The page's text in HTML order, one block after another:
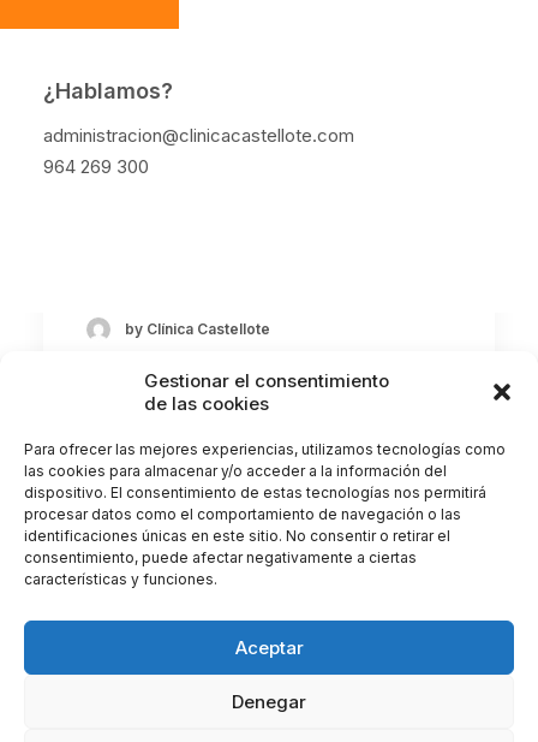
Gestionar el consentimiento
de las cookies
Para ofrecer las mejores experiencias, utilizamos tecnologías como
las cookies para almacenar y/o acceder a la información del
dispositivo. El consentimiento de estas tecnologías nos permitirá
procesar datos como el comportamiento de navegación o las
identificaciones únicas en este sitio. No consentir o retirar el
consentimiento, puede afectar negativamente a ciertas
características y funciones.
Aceptar
Denegar
¿Hablamos?
administracion@clinicacastellote.com
964 269 300
¿Pueden las alergias
afectar tu visión?
by Clínica Castellote